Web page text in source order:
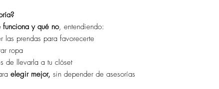
y qué no, entendiendo:
las prendas para favorecerte
ropa
de llevarla a tu clóset
elegir mejor, sin depender de asesorías